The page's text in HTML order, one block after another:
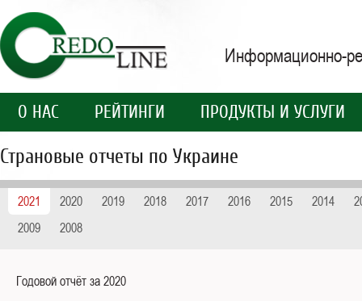
Информационно-
О НАС РЕЙТИНГИ ПРОДУКТЫ И УСЛУГИ
Страновые отчеты по Украине
2021 2020 2019 2018 2017 2016 2015 2014
2009
2008
Годовой отчёт за 2020